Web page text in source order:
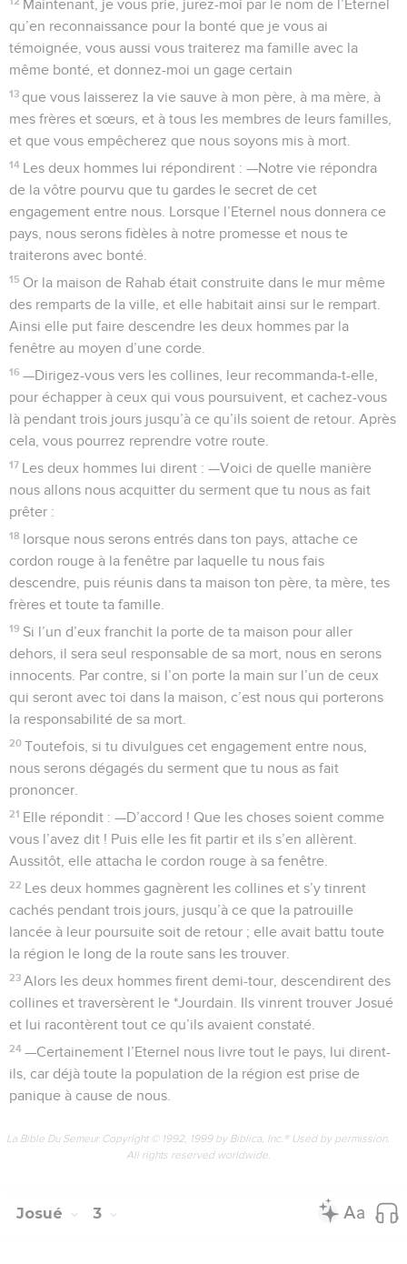
Maintenant, je vous prie, jurez-moi par le nom de l’Eternel
qu’en reconnaissance pour la bonté que je vous ai
témoignée, vous aussi vous traiterez ma famille avec la
même bonté, et donnez-moi un gage certain
13 que vous laisserez la vie sauve à mon père, à ma mère, à
mes frères et sœurs, et à tous les membres de leurs familles,
et que vous empêcherez que nous soyons mis à mort.
14 Les deux hommes lui répondirent : —Notre vie répondra
de la vôtre pourvu que tu gardes le secret de cet
engagement entre nous. Lorsque l’Eternel nous donnera ce
pays, nous serons fidèles à notre promesse et nous te
traiterons avec bonté.
15 Or la maison de Rahab était construite dans le mur même
des remparts de la ville, et elle habitait ainsi sur le rempart.
Ainsi elle put faire descendre les deux hommes par la
fenêtre au moyen d’une corde.
16 —Dirigez-vous vers les collines, leur recommanda-t-elle,
pour échapper à ceux qui vous poursuivent, et cachez-vous
là pendant trois jours jusqu’à ce qu’ils soient de retour. Après
cela, vous pourrez reprendre votre route.
17 Les deux hommes lui dirent : —Voici de quelle manière
nous allons nous acquitter du serment que tu nous as fait
prêter :
18 lorsque nous serons entrés dans ton pays, attache ce
cordon rouge à la fenêtre par laquelle tu nous fais
descendre, puis réunis dans ta maison ton père, ta mère, tes
frères et toute ta famille.
19 Si l’un d’eux franchit la porte de ta maison pour aller
dehors, il sera seul responsable de sa mort, nous en serons
innocents. Par contre, si l’on porte la main sur l’un de ceux
qui seront avec toi dans la maison, c’est nous qui porterons
la responsabilité de sa mort.
20 Toutefois, si tu divulgues cet engagement entre nous,
nous serons dégagés du serment que tu nous as fait
prononcer.
21 Elle répondit : —D’accord ! Que les choses soient comme
vous l’avez dit ! Puis elle les fit partir et ils s’en allèrent.
Aussitôt, elle attacha le cordon rouge à sa fenêtre.
22 Les deux hommes gagnèrent les collines et s’y tinrent
cachés pendant trois jours, jusqu’à ce que la patrouille
lancée à leur poursuite soit de retour ; elle avait battu toute
la région le long de la route sans les trouver.
23 Alors les deux hommes firent demi-tour, descendirent des
collines et traversèrent le *Jourdain. Ils vinrent trouver Josué
et lui racontèrent tout ce qu’ils avaient constaté.
24 —Certainement l’Eternel nous livre tout le pays, lui dirent-
ils, car déjà toute la population de la région est prise de
panique à cause de nous.
La Bible Du Semeur Copyright © 1992, 1999 by Biblica, Inc.® Used by permission.
All rights reserved worldwide.
Josué 3